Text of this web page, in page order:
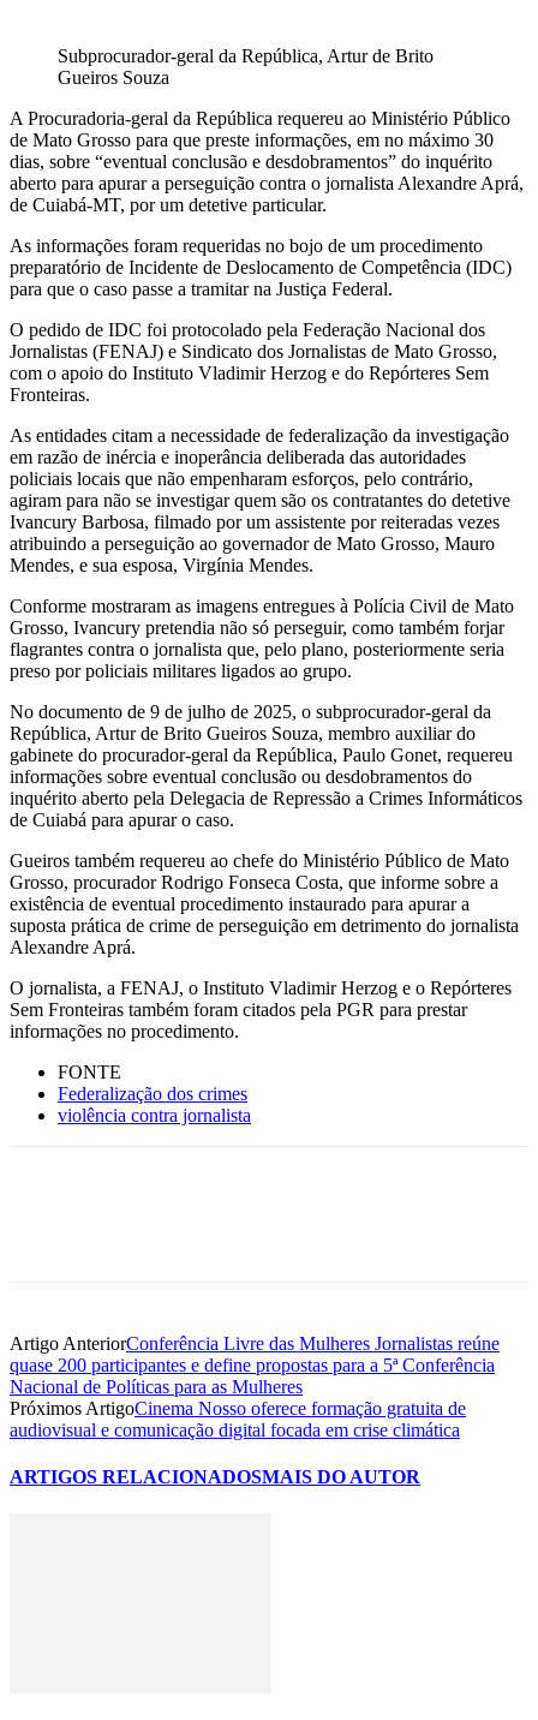
Subprocurador-geral da República, Artur de Brito
Gueiros Souza
A Procuradoria-geral da República requereu ao Ministério Público
de Mato Grosso para que preste informações, em no máximo 30
dias, sobre “eventual conclusão e desdobramentos” do inquérito
aberto para apurar a perseguição contra o jornalista Alexandre Aprá,
de Cuiabá-MT, por um detetive particular.
As informações foram requeridas no bojo de um procedimento
preparatório de Incidente de Deslocamento de Competência (IDC)
para que o caso passe a tramitar na Justiça Federal.
O pedido de IDC foi protocolado pela Federação Nacional dos
Jornalistas (FENAJ) e Sindicato dos Jornalistas de Mato Grosso,
com o apoio do Instituto Vladimir Herzog e do Repórteres Sem
Fronteiras.
As entidades citam a necessidade de federalização da investigação
em razão de inércia e inoperância deliberada das autoridades
policiais locais que não empenharam esforços, pelo contrário,
agiram para não se investigar quem são os contratantes do detetive
Ivancury Barbosa, filmado por um assistente por reiteradas vezes
atribuindo a perseguição ao governador de Mato Grosso, Mauro
Mendes, e sua esposa, Virgínia Mendes.
Conforme mostraram as imagens entregues à Polícia Civil de Mato
Grosso, Ivancury pretendia não só perseguir, como também forjar
flagrantes contra o jornalista que, pelo plano, posteriormente seria
preso por policiais militares ligados ao grupo.
No documento de 9 de julho de 2025, o subprocurador-geral da
República, Artur de Brito Gueiros Souza, membro auxiliar do
gabinete do procurador-geral da República, Paulo Gonet, requereu
informações sobre eventual conclusão ou desdobramentos do
inquérito aberto pela Delegacia de Repressão a Crimes Informáticos
de Cuiabá para apurar o caso.
Gueiros também requereu ao chefe do Ministério Público de Mato
Grosso, procurador Rodrigo Fonseca Costa, que informe sobre a
existência de eventual procedimento instaurado para apurar a
suposta prática de crime de perseguição em detrimento do jornalista
Alexandre Aprá.
O jornalista, a FENAJ, o Instituto Vladimir Herzog e o Repórteres
Sem Fronteiras também foram citados pela PGR para prestar
informações no procedimento.
FONTE
Federalização dos crimes
violência contra jornalista
Artigo AnteriorConferência Livre das Mulheres Jornalistas reúne
quase 200 participantes e define propostas para a 5ª Conferência
Nacional de Políticas para as Mulheres
Próximos ArtigoCinema Nosso oferece formação gratuita de
audiovisual e comunicação digital focada em crise climática
ARTIGOS RELACIONADOSMAIS DO AUTOR